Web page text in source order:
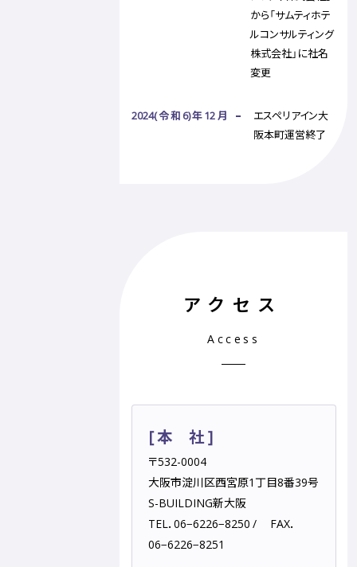
から「サムティホテ
ルコンサルティング
株式会社」に社名
変更
2024(令和6)年12月
エスペリアイン大
阪本町運営終了
アクセス
Access
[ 本 社 ]
〒532-0004
大阪市淀川区西宮原1丁目8番39号
S-BUILDING新大阪
TEL．06−6226−8250 / FAX．
06−6226−8251